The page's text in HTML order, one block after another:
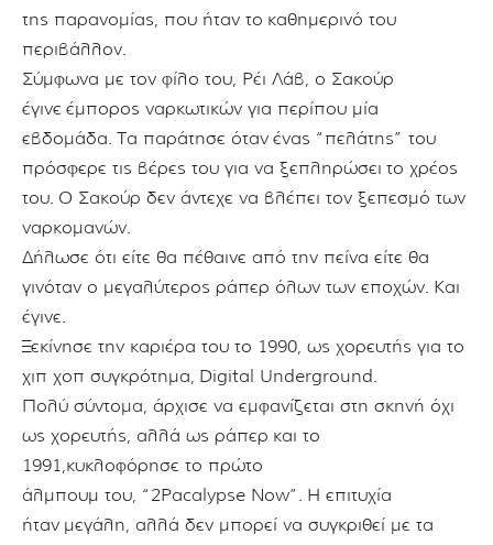
της παρανομίας, που ήταν το καθημερινό του
περιβάλλον.
Σύμφωνα με τον φίλο του, Ρέι Λάβ, ο Σακούρ
έγινε έμπορος ναρκωτικών για περίπου μία
εβδομάδα. Τα παράτησε όταν ένας “πελάτης” του
πρόσφερε τις βέρες του για να ξεπληρώσει το χρέος
του. Ο Σακούρ δεν άντεχε να βλέπει τον ξεπεσμό των
ναρκομανών.
Δήλωσε ότι είτε θα πέθαινε από την πείνα είτε θα
γινόταν ο μεγαλύτερος ράπερ όλων των εποχών.
Και
έγινε.
Ξεκίνησε την καριέρα του το 1990, ως χορευτής για το
χιπ χοπ συγκρότημα,
Digital Underground.
Πολύ σύντομα, άρχισε να εμφανίζεται στη σκηνή όχι
ως χορευτής, αλλά ως ράπερ και το
1991, κυκλοφόρησε το πρώτο
άλμπουμ του, “2Pacalypse Now”.
Η επιτυχία
ήταν μεγάλη, αλλά δεν μπορεί να συγκριθεί με τα